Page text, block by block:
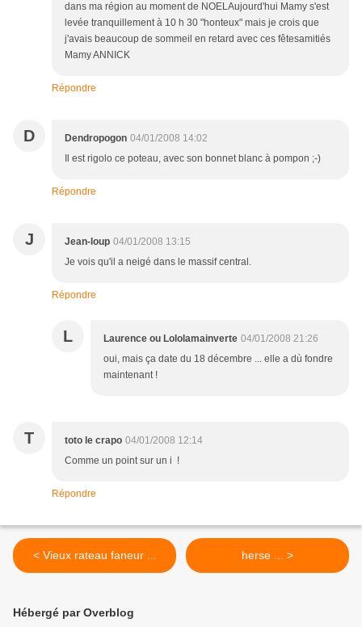
dans ma région au moment de NOELAujourd'hui Mamy s'est
levée tranquillement à 10 h 30 "honteux" mais je crois que
j'avais beaucoup de sommeil en retard avec ces fêtesamitiés
Mamy ANNICK
Répondre
D Dendropogon 04/01/2008 14:02
Il est rigolo ce poteau, avec son bonnet blanc à pompon ;-)
Répondre
J Jean-loup 04/01/2008 13:15
Je vois qu'il a neigé dans le massif central.
Répondre
L Laurence ou Lololamainverte 04/01/2008 21:26
oui, mais ça date du 18 décembre ... elle a dù fondre
maintenant !
T toto le crapo 04/01/2008 12:14
Comme un point sur un i !
Répondre
< Vieux rateau faneur ... herse ... >
Hébergé par Overblog